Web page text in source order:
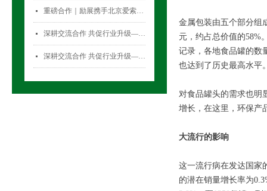
金属包装由五个部分组
元，约占总价值的58%
记录，各地食品罐的数
也达到了历史最高水平
对食品罐头的需求也明
增长，在这里，环保产
大流行的影响
这一流行病在发达国家
的潜在销量增长率为
넷 重磅合作｜励展携手北京爱索塞瑞斯展览有限公司 全新升级国际气雾剂与金属容器展览会！
넷 深耕交流合作 共促行业升级——气雾剂委员会开展专项访问活动
넷 深耕交流合作 共促行业升级——气雾剂委员会开展专项访问活动